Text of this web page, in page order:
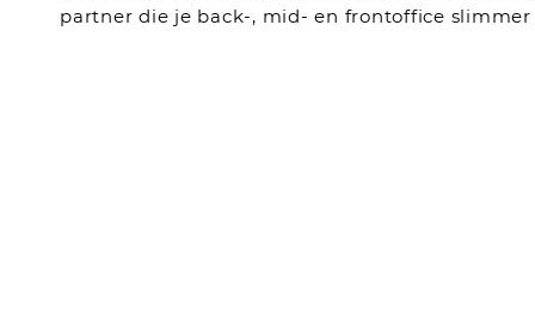
partner die je back-, mid- en frontoffice